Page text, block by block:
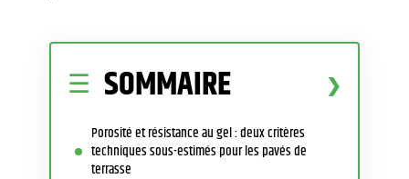
SOMMAIRE
Porosité et résistance au gel : deux critères
techniques sous-estimés pour les pavés de
terrasse